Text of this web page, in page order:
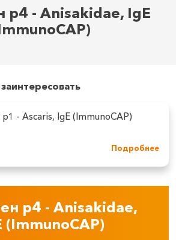
p4 - Anisakidae, IgE
- Ascaris, IgE (ImmunoCAP)
Подробнее
p4 - Anisakidae,
(ImmunoCAP)